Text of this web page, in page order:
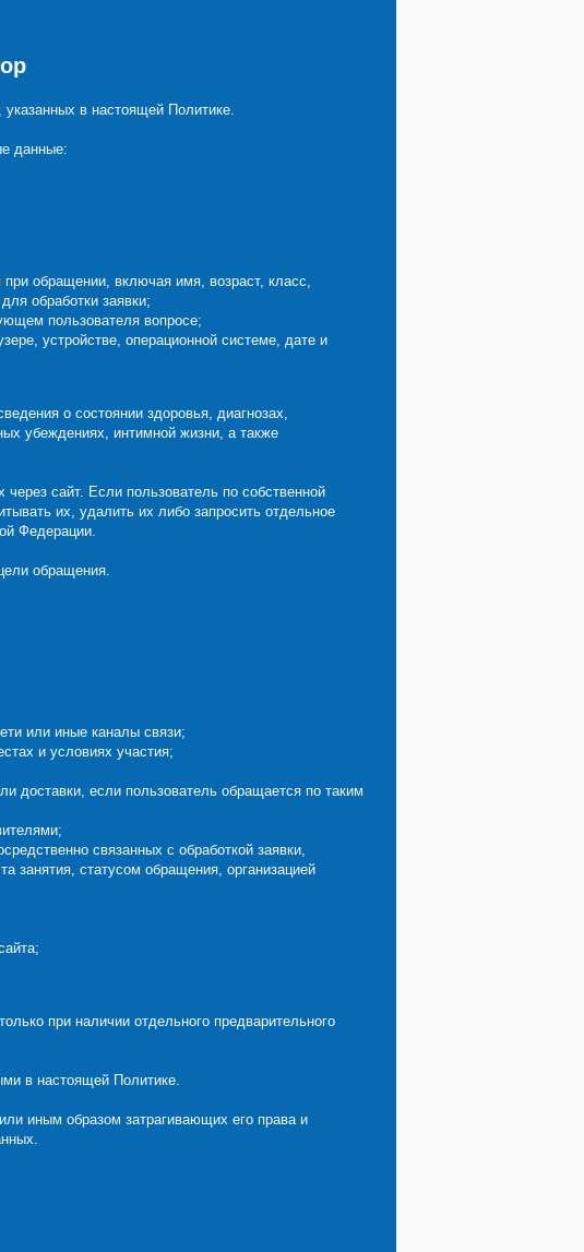
в настоящей Политике.
данные:
обращении, включая имя, возраст, класс,
обработки заявки;
пользователя вопросе;
устройстве, операционной системе, дате и
о состоянии здоровья, диагнозах,
убеждениях, интимной жизни, а также
сайт. Если пользователь по собственной
их, удалить их либо запросить отдельное
Федерации.
обращения.
или иные каналы связи;
и условиях участия;
доставки, если пользователь обращается по таким
связанных с обработкой заявки,
занятия, статусом обращения, организацией
при наличии отдельного предварительного
в настоящей Политике.
иным образом затрагивающих его права и